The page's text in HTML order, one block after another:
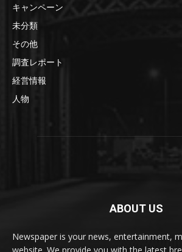
キャンペーン
未分類
その他
調査レポート
経営情報
人物
ABOUT US
Newspaper is your news, entertainment,